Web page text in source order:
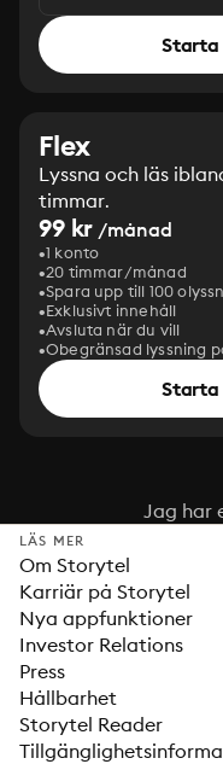
Starta
Flex
Lyssna och läs
timmar.
99 kr /månad
1 konto
20 timmar/månad
Spara upp till 100
Exklusivt innehåll
Avsluta när du vill
Obegränsad lyssning
Starta
Jag har
LÄS MER
Om Storytel
Karriär på Storytel
Nya appfunktioner
Investor Relations
Press
Hållbarhet
Storytel Reader